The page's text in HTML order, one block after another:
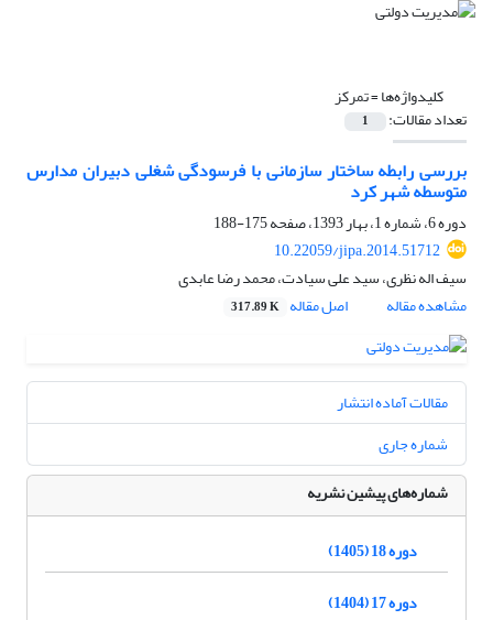
کلیدواژه‌ها =تمرکز
تعداد مقالات: 1
بررسی رابطه ساختار سازمانی با فرسودگی شغلی دبیران مدارس
متوسطه شهر کرد
دوره 6، شماره 1، بهار 1393، صفحه
175-188
10.22059/jipa.2014.51712
سیف اله نظری، سید علی سیادت، محمد رضا عابدی
مشاهده مقاله
اصل مقاله 317.89 K
مقالات آماده انتشار
شماره جاری
شماره‌های پیشین نشریه
دوره 18 (1405)
دوره 17 (1404)